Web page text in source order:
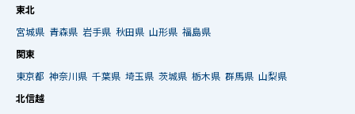
東北
宮城県 青森県 岩手県 秋田県 山形県 福島県
関東
東京都 神奈川県 千葉県 埼玉県 茨城県 栃木県 群馬県 山梨県
北信越